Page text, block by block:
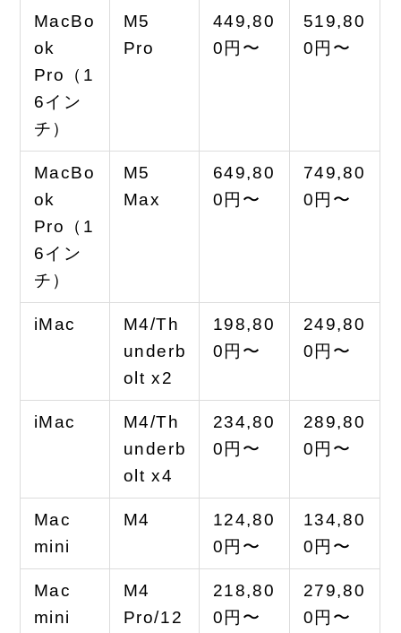
MacBo
ok
Pro（1
6イン
チ）
M5
Pro
449,80
0円〜
519,80
0円〜
MacBo
ok
Pro（1
6イン
チ）
M5
Max
649,80
0円〜
749,80
0円〜
iMac
M4/Th
underb
olt x2
198,80
0円〜
249,80
0円〜
iMac
M4/Th
underb
olt x4
234,80
0円〜
289,80
0円〜
Mac
mini
M4
124,80
0円〜
134,80
0円〜
Mac
mini
M4
Pro/12
218,80
0円〜
279,80
0円〜